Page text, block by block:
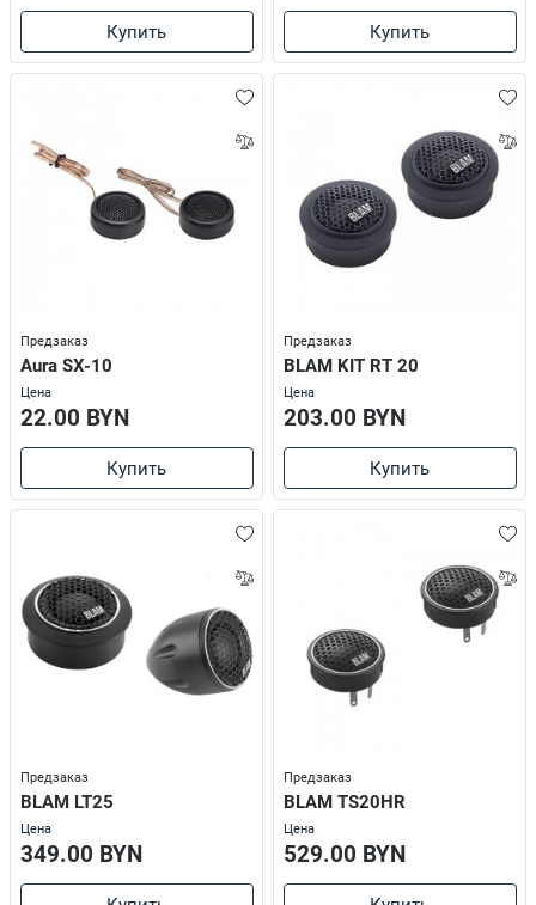
Купить Купить
Предзаказ
Aura SX-10
Цена
22.00 BYN
Купить
Предзаказ
BLAM KIT RT 20
Цена
203.00 BYN
Купить
Предзаказ
BLAM LT25
Цена
349.00 BYN
Предзаказ
BLAM TS20HR
Цена
529.00 BYN